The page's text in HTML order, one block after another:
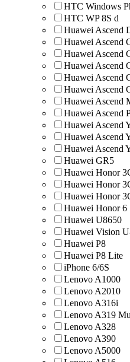
HTC Windows
HTC WP 8S d
Huawei Ascend
Huawei Ascend
Huawei Ascend
Huawei Ascend
Huawei Ascend
Huawei Ascend
Huawei Ascend
Huawei Ascend
Huawei Ascend
Huawei Ascend
Huawei Ascend
Huawei GR5
Huawei Honor
Huawei Honor
Huawei Honor
Huawei Honor 6
Huawei U8650
Huawei Vision
Huawei Р8
Huawei Р8 Lite
iPhone 6/6S
Lenovo A1000
Lenovo A2010
Lenovo A316i
Lenovo A319
Lenovo A328
Lenovo A390
Lenovo A5000